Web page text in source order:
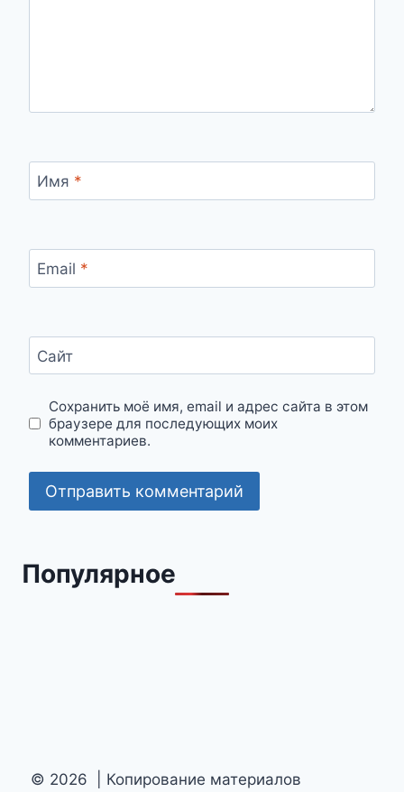
Имя *
Email *
Сайт
Сохранить моё имя, email и адрес сайта в этом
браузере для последующих моих
комментариев.
Популярное
© 2026 | Копирование материалов